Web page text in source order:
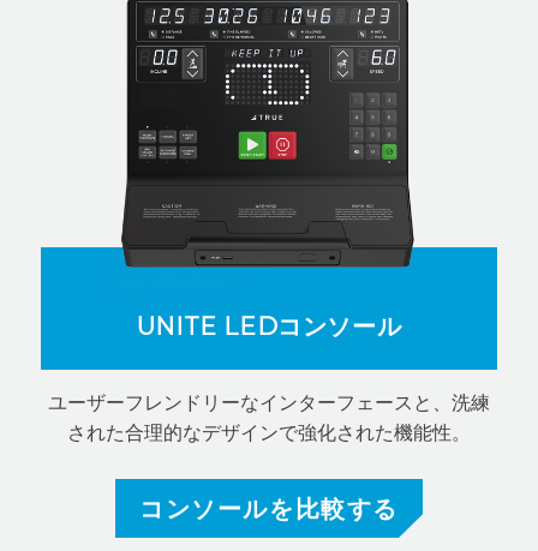
UNITE LEDコンソール
ユーザーフレンドリーなインターフェースと、洗練
された合理的なデザインで強化された機能性。
コンソールを比較する